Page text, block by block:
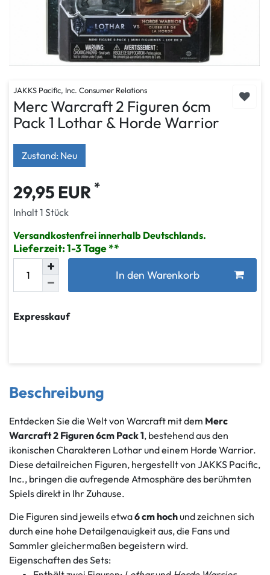
JAKKS Pacific, Inc. Consumer Relations
Merc Warcraft 2 Figuren 6cm
Pack 1 Lothar & Horde Warrior
Zustand: Neu
29,95 EUR *
Inhalt1 Stück
Versandkostenfrei innerhalb Deutschlands.
Lieferzeit: 1-3 Tage
In den Warenkorb
Expresskauf
Beschreibung
Entdecken Sie die Welt von Warcraft mit dem Merc
Warcraft 2 Figuren 6cm Pack 1, bestehend aus den
ikonischen Charakteren Lothar und einem Horde Warrior.
Diese detailreichen Figuren, hergestellt von JAKKS Pacific,
Inc., bringen die aufregende Atmosphäre des berühmten
Spiels direkt in Ihr Zuhause.
Die Figuren sind jeweils etwa6 cm hochund zeichnen sich
durch eine hohe Detailgenauigkeit aus, die Fans und
Sammler gleichermaßen begeistern wird.
Eigenschaften des Sets: